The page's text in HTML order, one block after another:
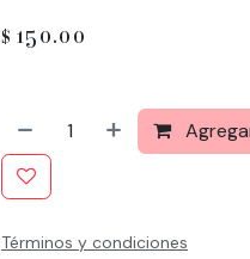
$ 150.00
Términos y condiciones